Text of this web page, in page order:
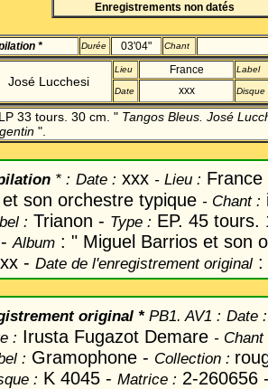
Enregistrements non datés
* Durée 03'04" Chant
José Lucchesi
Lieu France Label
Date xxx Disque
33 tours. 30 cm. " Tangos Bleus. José
".
* : Date : xxx - Lieu : France
son orchestre typique - Chant:
: Trianon - Type : EP. 45
Album : " Miguel Barrios et son
- Date de l'enregistrement original :
original * PB1. AV1 : Date :
: Irusta Fugazot Demare - Chant
: Gramophone - Collection :
: K 4045 - Matrice : 2-260656